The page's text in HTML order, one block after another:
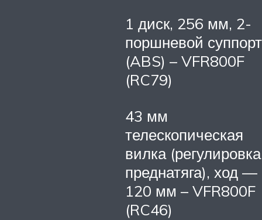
1 диск, 256 мм, 2-
поршневой суппорт
(ABS) – VFR800F
(RC79)
43 мм
телескопическая
вилка (регулировка
преднатяга), ход —
120 мм – VFR800F
(RC46)